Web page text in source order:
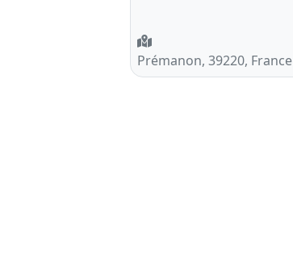
Prémanon, 39220, France